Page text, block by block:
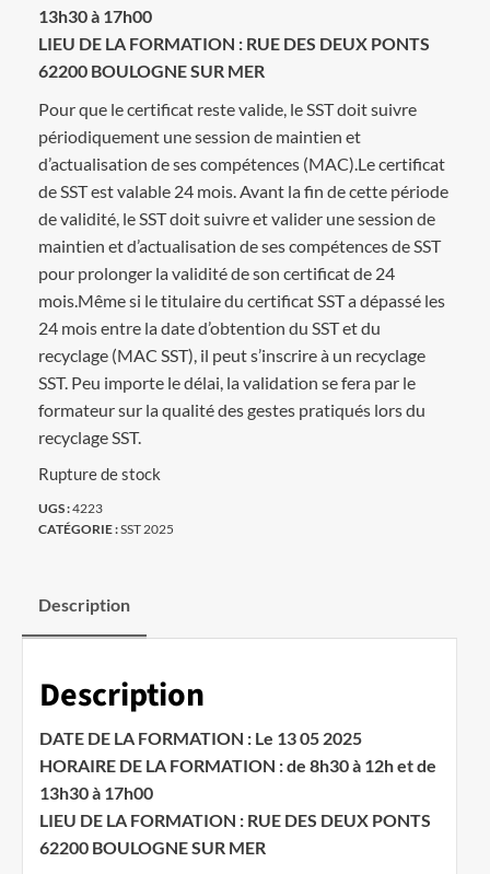
13h30 à 17h00
LIEU DE LA FORMATION : RUE DES DEUX PONTS
62200 BOULOGNE SUR MER
Pour que le certificat reste valide, le SST doit suivre
périodiquement une session de maintien et
d’actualisation de ses compétences (MAC).Le certificat
de SST est valable 24 mois. Avant la fin de cette période
de validité, le SST doit suivre et valider une session de
maintien et d’actualisation de ses compétences de SST
pour prolonger la validité de son certificat de 24
mois.Même si le titulaire du certificat SST a dépassé les
24 mois entre la date d’obtention du SST et du
recyclage (MAC SST), il peut s’inscrire à un recyclage
SST. Peu importe le délai, la validation se fera par le
formateur sur la qualité des gestes pratiqués lors du
recyclage SST.
Rupture de stock
UGS :4223
CATÉGORIE :SST 2025
Description
Description
DATE DE LA FORMATION : Le 13 05 2025
HORAIRE DE LA FORMATION : de 8h30 à 12h et de
13h30 à 17h00
LIEU DE LA FORMATION : RUE DES DEUX PONTS
62200 BOULOGNE SUR MER